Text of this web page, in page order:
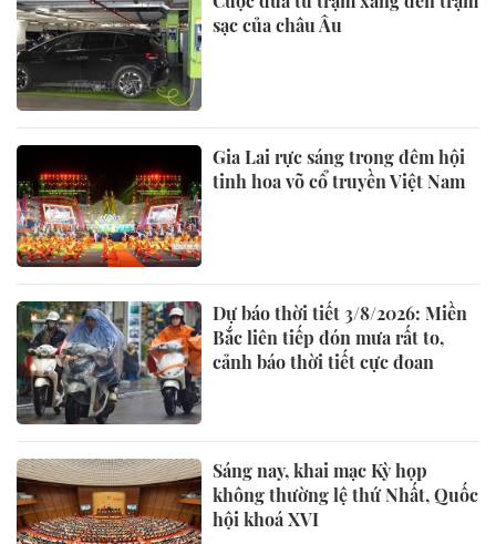
sạc của châu Âu
Gia Lai rực sáng trong đêm hội
tinh hoa võ cổ truyền Việt Nam
Dự báo thời tiết 3/8/2026: Miền
Bắc liên tiếp đón mưa rất to,
cảnh báo thời tiết cực đoan
Sáng nay, khai mạc Kỳ họp
không thường lệ thứ Nhất, Quốc
hội khoá XVI